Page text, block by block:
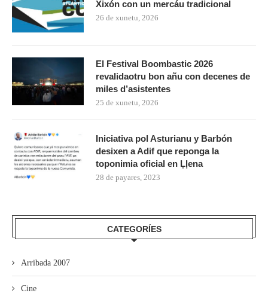
Xixón con un mercáu tradicional
26 de xunetu, 2026
El Festival Boombastic 2026
revalidaotru bon añu con decenes de
miles d’asistentes
25 de xunetu, 2026
Iniciativa pol Asturianu y Barbón
desixen a Adif que reponga la
toponimia oficial en Ḷḷena
28 de payares, 2023
CATEGORÍES
Arribada 2007
Cine